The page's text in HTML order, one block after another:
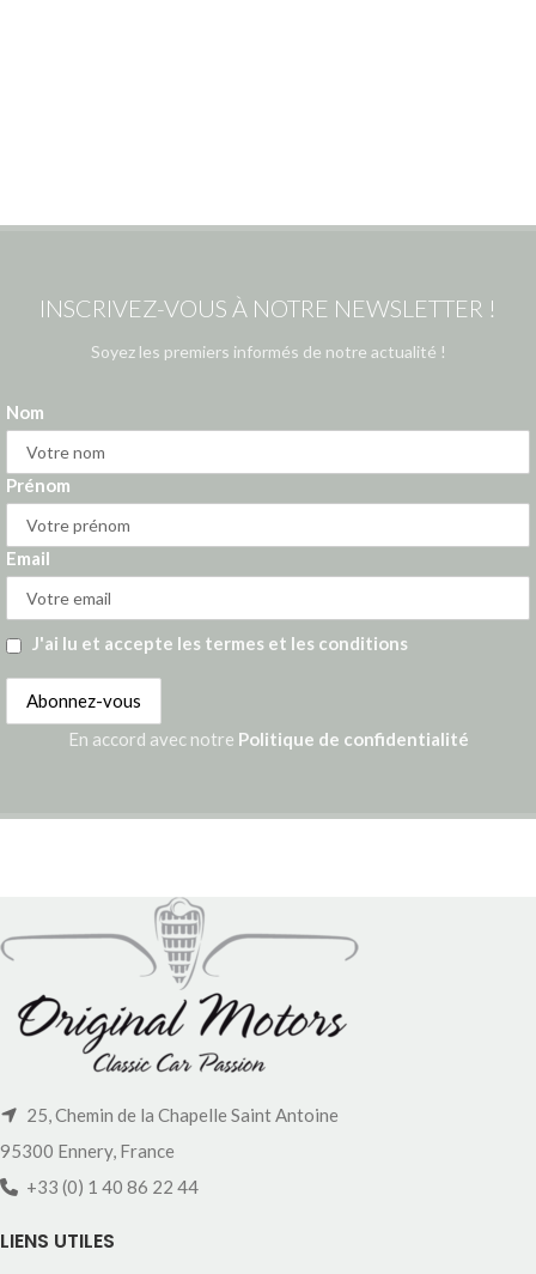
INSCRIVEZ-VOUS À NOTRE NEWSLETTER !
Soyez les premiers informés de notre actualité !
Nom
Prénom
Email
J'ai lu et accepte les termes et les conditions
En accord avec notre Politique de confidentialité
25, Chemin de la Chapelle Saint Antoine
95300 Ennery, France
+33 (0) 1 40 86 22 44
LIENS UTILES